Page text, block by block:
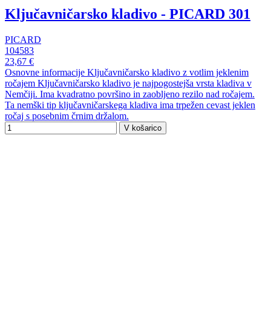
Ključavničarsko kladivo - PICARD 301
PICARD
104583
23,67 €
Osnovne informacije Ključavničarsko kladivo z votlim jeklenim
ročajem Ključavničarsko kladivo je najpogostejša vrsta kladiva v
Nemčiji. Ima kvadratno površino in zaobljeno rezilo nad ročajem.
Ta nemški tip ključavničarskega kladiva ima trpežen cevast jeklen
ročaj s posebnim črnim držalom.
V košarico